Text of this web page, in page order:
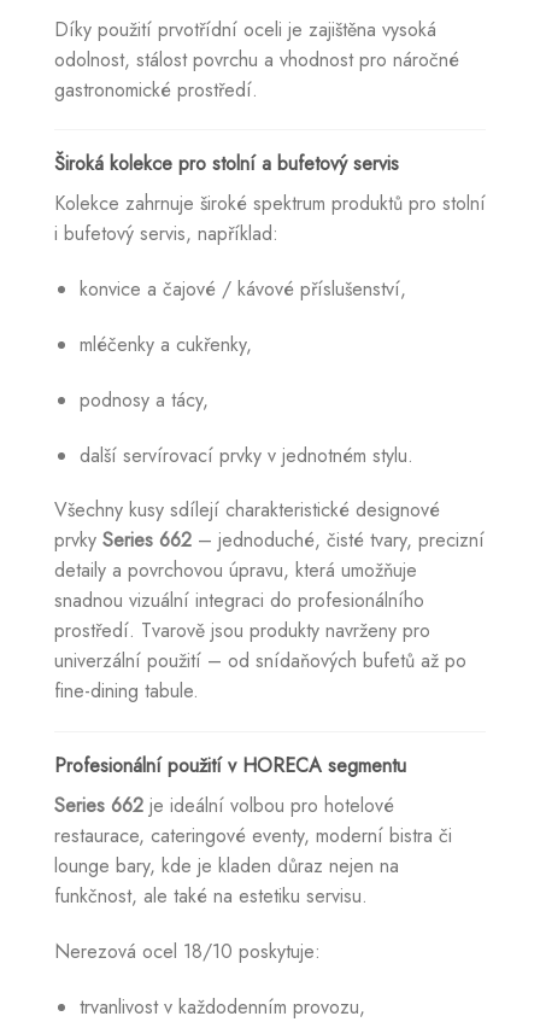
Díky použití prvotřídní oceli je zajištěna vysoká
odolnost, stálost povrchu a vhodnost pro náročné
gastronomické prostředí.
Široká kolekce pro stolní a bufetový servis
Kolekce zahrnuje široké spektrum produktů pro stolní
i bufetový servis, například:
konvice a čajové / kávové příslušenství,
mléčenky a cukřenky,
podnosy a tácy,
další servírovací prvky v jednotném stylu.
Všechny kusy sdílejí charakteristické designové
prvky Series 662 – jednoduché, čisté tvary, precizní
detaily a povrchovou úpravu, která umožňuje
snadnou vizuální integraci do profesionálního
prostředí. Tvarově jsou produkty navrženy pro
univerzální použití – od snídaňových bufetů až po
fine-dining tabule.
Profesionální použití v HORECA segmentu
Series 662 je ideální volbou pro hotelové
restaurace, cateringové eventy, moderní bistra či
lounge bary, kde je kladen důraz nejen na
funkčnost, ale také na estetiku servisu.
Nerezová ocel 18/10 poskytuje:
trvanlivost v každodenním provozu,